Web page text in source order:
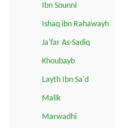
Ibn Sounni
Ishaq ibn Rahawayh
Ja'far As-Sadiq
Khoubayb
Layth Ibn Sa'd
Malik
Marwadhi